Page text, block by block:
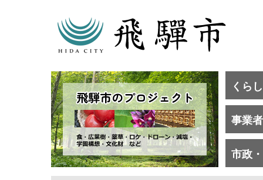
くら
事業
市政